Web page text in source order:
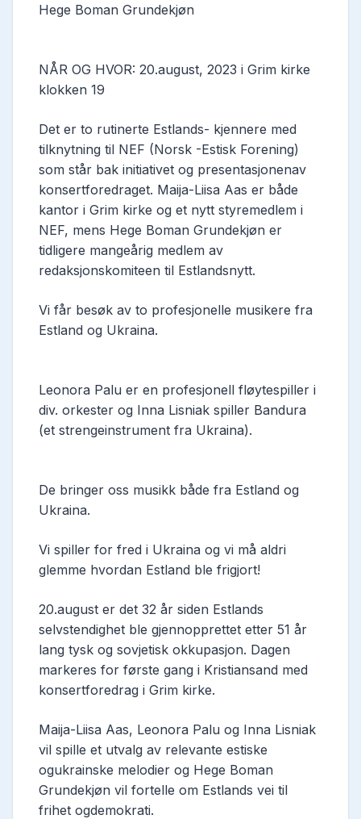
Hege Boman Grundekjøn
NÅR OG HVOR: 20.august, 2023 i Grim kirke
klokken 19
Det er to rutinerte Estlands- kjennere med
tilknytning til NEF (Norsk -Estisk Forening)
som står bak initiativet og presentasjonenav
konsertforedraget. Maija-Liisa Aas er både
kantor i Grim kirke og et nytt styremedlem i
NEF, mens Hege Boman Grundekjøn er
tidligere mangeårig medlem av
redaksjonskomiteen til Estlandsnytt.
Vi får besøk av to profesjonelle musikere fra
Estland og Ukraina.
Leonora Palu er en profesjonell fløytespiller i
div. orkester og Inna Lisniak spiller Bandura
(et strengeinstrument fra Ukraina).
De bringer oss musikk både fra Estland og
Ukraina.
Vi spiller for fred i Ukraina og vi må aldri
glemme hvordan Estland ble frigjort!
20.august er det 32 år siden Estlands
selvstendighet ble gjennopprettet etter 51 år
lang tysk og sovjetisk okkupasjon. Dagen
markeres for første gang i Kristiansand med
konsertforedrag i Grim kirke.
Maija-Liisa Aas, Leonora Palu og Inna Lisniak
vil spille et utvalg av relevante estiske
ogukrainske melodier og Hege Boman
Grundekjøn vil fortelle om Estlands vei til
frihet ogdemokrati.